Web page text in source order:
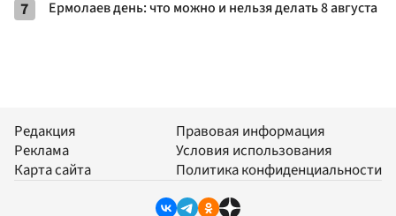
7 Ермолаев день: что можно и нельзя делать 8 августа
Редакция
Реклама
Карта сайта
Правовая информация
Условия использования
Политика конфиденциальности